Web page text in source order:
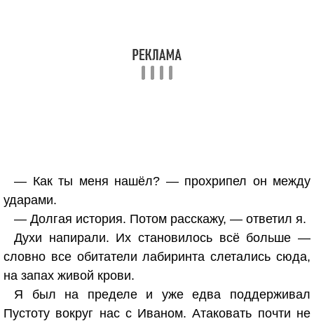
— Как ты меня нашёл? — прохрипел он между
ударами.
— Долгая история. Потом расскажу, — ответил я.
Духи напирали. Их становилось всё больше —
словно все обитатели лабиринта слетались сюда,
на запах живой крови.
Я был на пределе и уже едва поддерживал
Пустоту вокруг нас с Иваном. Атаковать почти не